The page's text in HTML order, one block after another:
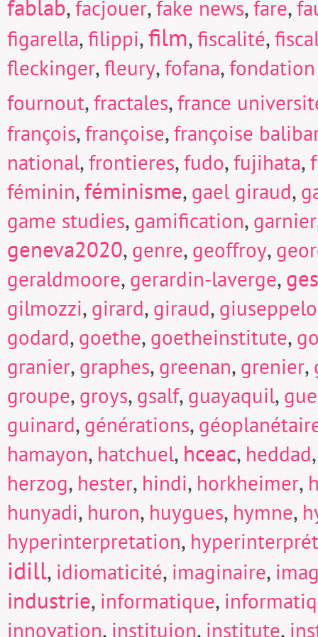
fablab,facjouer,fake news,fare,
figarella,filippi,film,fiscalité,
fleckinger,fleury,fofana,
fournout,fractales,france
françois,françoise,françoise
national,frontieres,fudo,fujihata,
féminin,féminisme, gael giraud,
game studies, gamification, garnier
geneva2020, genre, geoffroy,
geraldmoore, gerardin-laverge,
gilmozzi, girard, giraud,
godard, goethe, goetheinstitute,
granier, graphes, greenan, grenier,
groupe, groys, gsalf, guayaquil,
guinard, générations,
hamayon, hatchuel, hceac, heddad
herzog, hester, hindi, horkheimer,
hunyadi, huron, huygues, hymne,
hyperinterpretation,
idill, idiomaticité, imaginaire,
industrie, informatique,
innovation, instituion, institute,